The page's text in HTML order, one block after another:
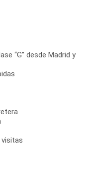
“G” desde Madrid y
visitas